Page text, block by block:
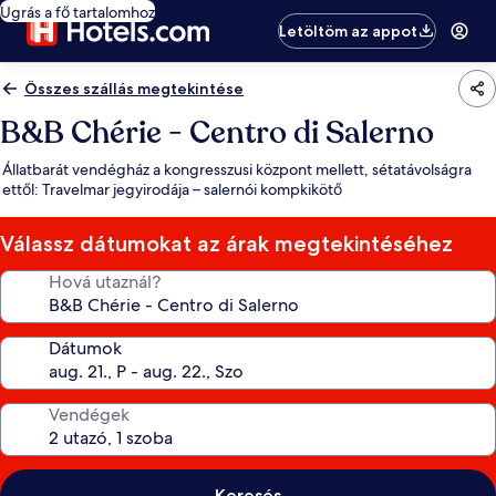
Ugrás a fő tartalomhoz
Letöltöm az appot
Összes szállás megtekintése
B&B Chérie - Centro di Salerno
Állatbarát vendégház a kongresszusi központ mellett, sétatávolságra
ettől: Travelmar jegyirodája – salernói kompkikötő
Válassz dátumokat az árak megtekintéséhez
Hová utaznál?
Dátumok
Vendégek